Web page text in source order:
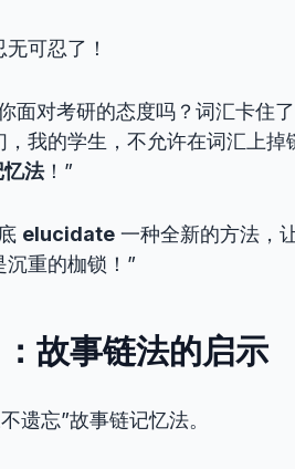
可忍了！
面对考研的态度吗？词汇卡住了
我的学生，不允许在词汇上掉
法！”
elucidate 一种全新的方法，
重的枷锁！”
故事链法的启示
遗忘”故事链记忆法。